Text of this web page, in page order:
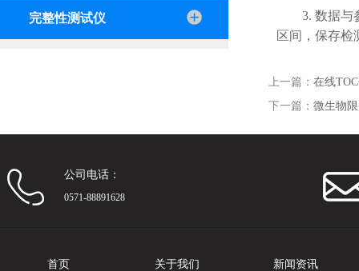
完整性测试仪
3. 数据与参
区间，保存检
上一篇： 在线
下一篇： 微生物
公司电话：
0571-88891628
首页 关于我们 新闻资讯